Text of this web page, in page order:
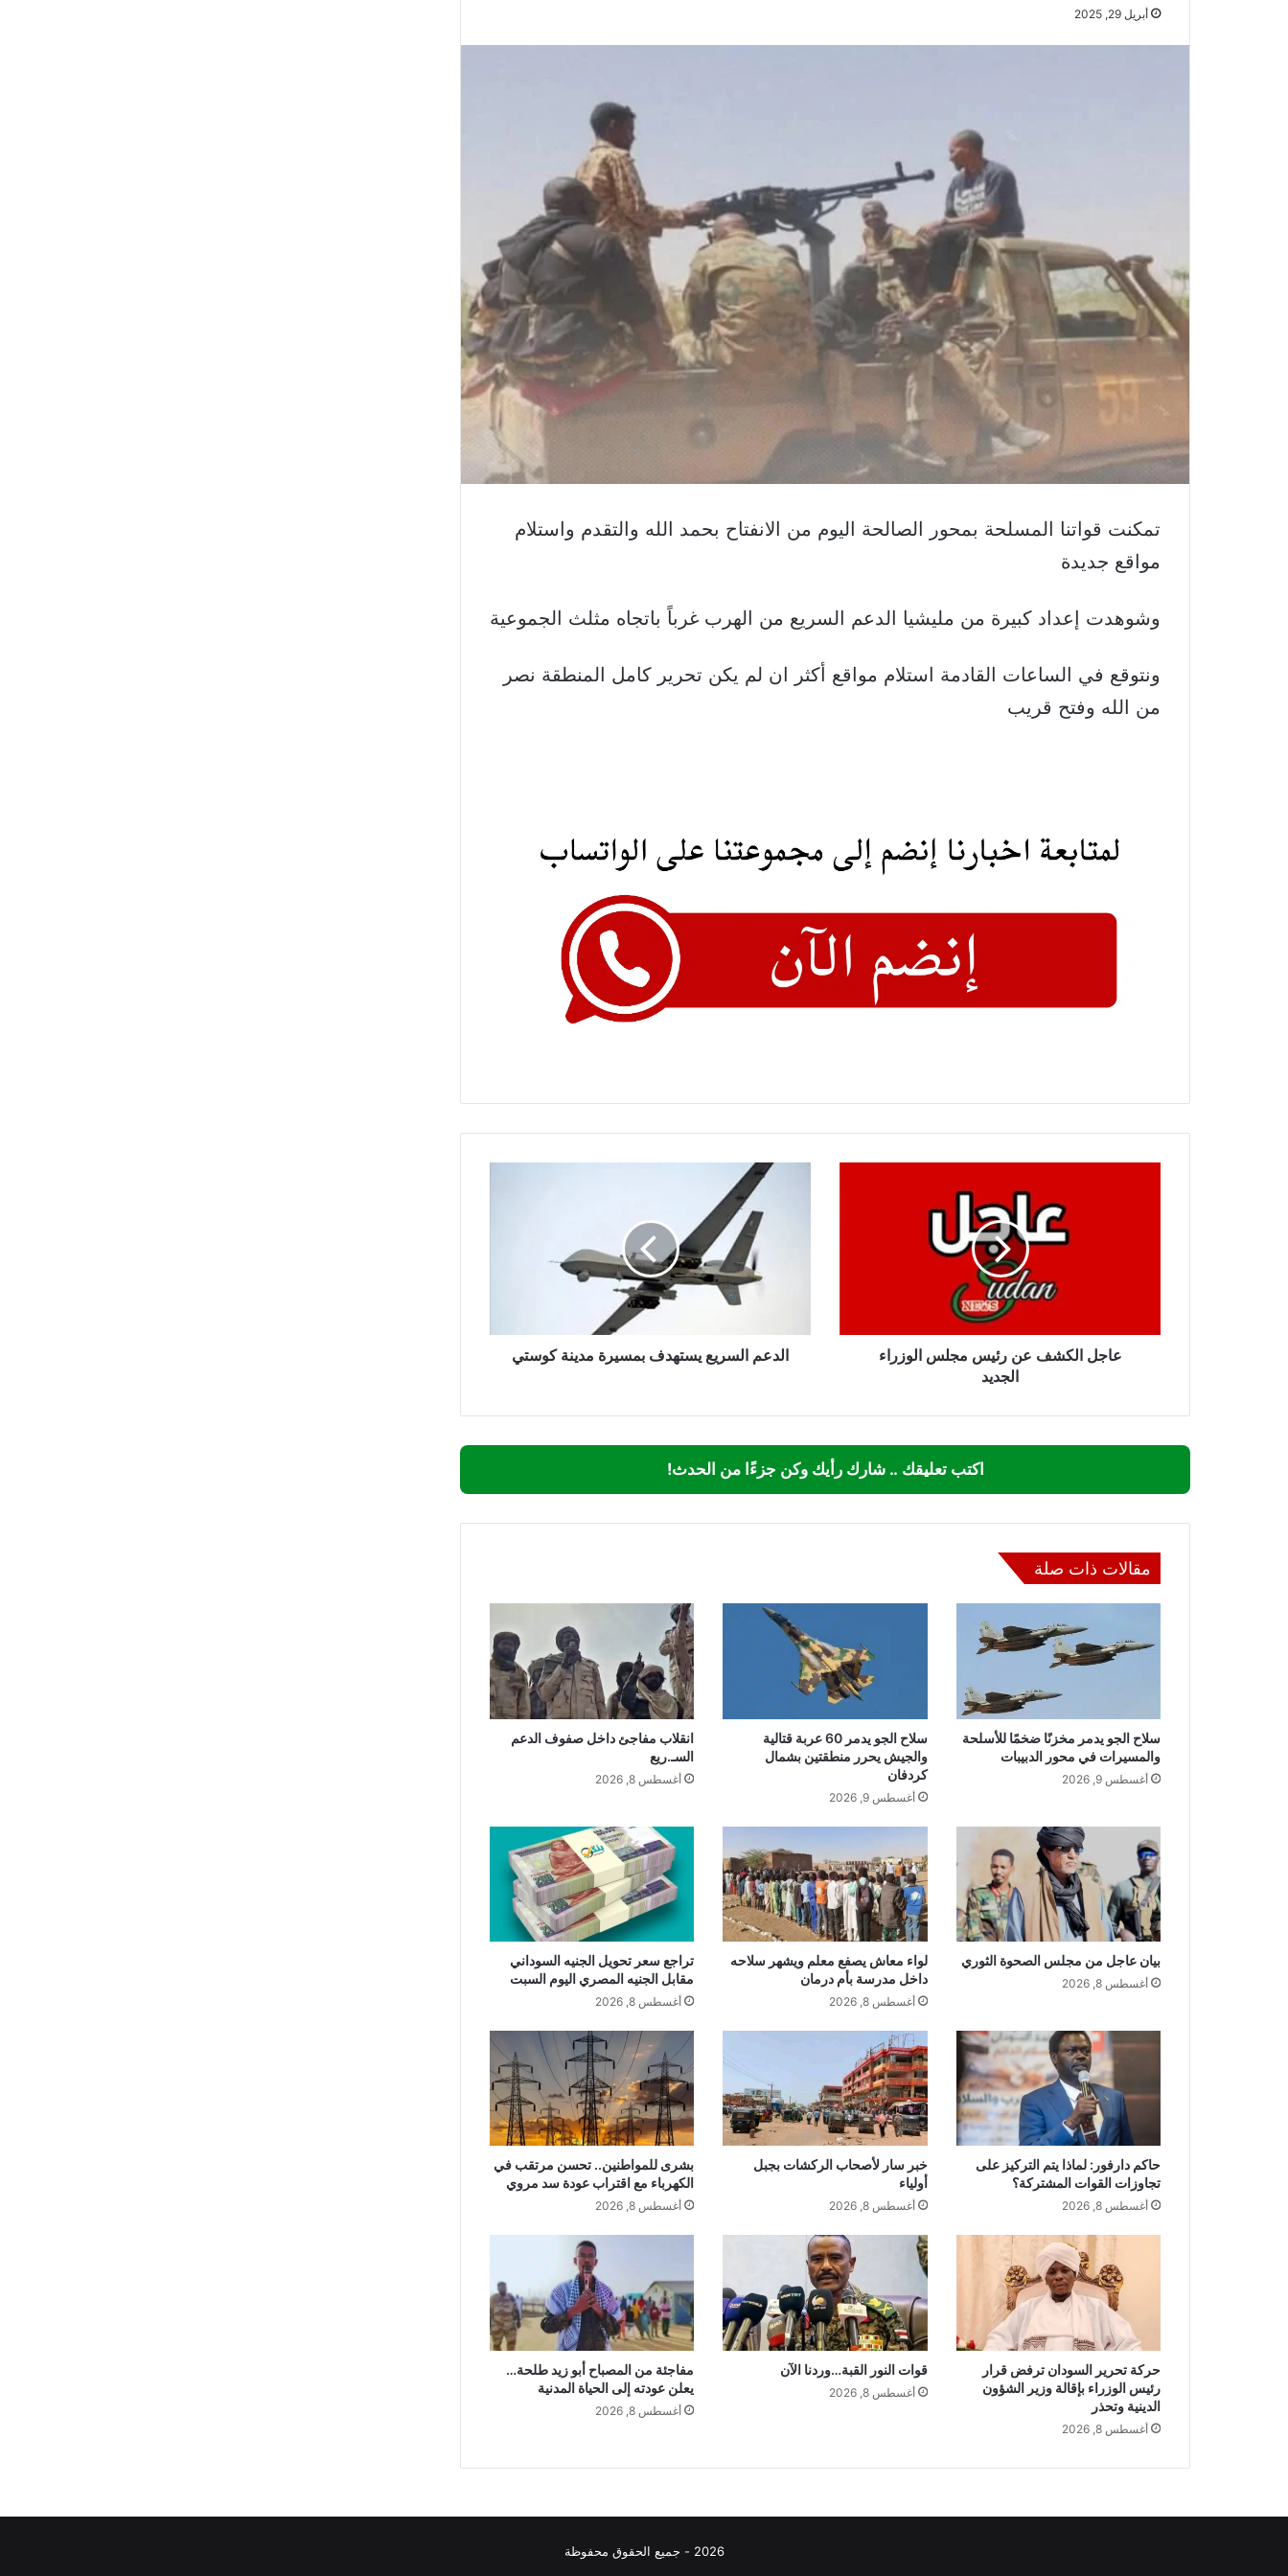
أبريل 29, 2025
تمكنت قواتنا المسلحة بمحور الصالحة اليوم من الانفتاح بحمد الله والتقدم واستلام
مواقع جديدة
وشوهدت إعداد كبيرة من مليشيا الدعم السريع من الهرب غرباً باتجاه مثلث الجموعية
ونتوقع في الساعات القادمة استلام مواقع أكثر ان لم يكن تحرير كامل المنطقة نصر
من الله وفتح قريب
عاجل الكشف عن رئيس مجلس الوزراء
الجديد
الدعم السريع يستهدف بمسيرة مدينة كوستي
اكتب تعليقك .. شارك رأيك وكن جزءًا من الحدث!
مقالات ذات صلة
سلاح الجو يدمر مخزنًا ضخمًا للأسلحة
والمسيرات في محور الدبيبات
أغسطس 9, 2026
سلاح الجو يدمر 60 عربة قتالية
والجيش يحرر منطقتين بشمال
كردفان
أغسطس 9, 2026
انقلاب مفاجئ داخل صفوف الدعم
السـ.ريع
أغسطس 8, 2026
بيان عاجل من مجلس الصحوة الثوري
أغسطس 8, 2026
لواء معاش يصفع معلم ويشهر سلاحه
داخل مدرسة بأم درمان
أغسطس 8, 2026
تراجع سعر تحويل الجنيه السوداني
مقابل الجنيه المصري اليوم السبت
أغسطس 8, 2026
حاكم دارفور: لماذا يتم التركيز على
تجاوزات القوات المشتركة؟
أغسطس 8, 2026
خبر سار لأصحاب الركشات بجبل
أولياء
أغسطس 8, 2026
بشرى للمواطنين.. تحسن مرتقب في
الكهرباء مع اقتراب عودة سد مروي
أغسطس 8, 2026
حركة تحرير السودان ترفض قرار
رئيس الوزراء بإقالة وزير الشؤون
الدينية وتحذر
أغسطس 8, 2026
قوات النور القبة…وردنا الآن
أغسطس 8, 2026
مفاجئة من المصباح أبو زيد طلحة…
يعلن عودته إلى الحياة المدنية
أغسطس 8, 2026
2026 - جميع الحقوق محفوظة